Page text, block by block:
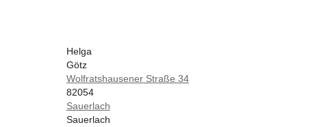
Helga
Götz
Wolfratshausener Straße 34
82054
Sauerlach
Sauerlach